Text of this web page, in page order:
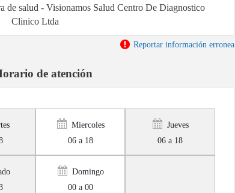
de salud - Visionamos Salud Centro De Diagnostico
Clinico Ltda
Reportar información erronea
de atención
Miercoles
06 a 18
Jueves
06 a 18
Domingo
00 a 00